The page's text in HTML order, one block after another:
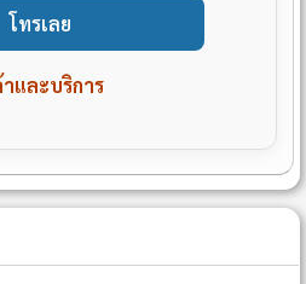
โทรเลย
และบริการ